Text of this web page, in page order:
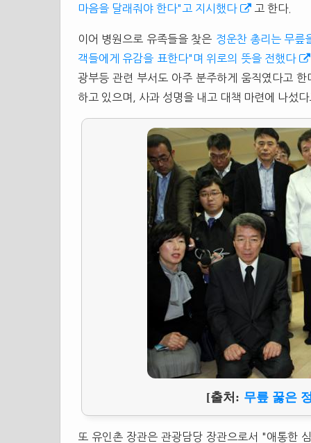
마음을 달래줘야 한다"고 지시했다
고 한다.
이어 병원으로 유족들을 찾은 정운찬 총리는 무릎
객들에게 유감을 표한다"며 위로의 뜻을 전했다
광부등 관련 부서도 아주 분주하게 움직였다고
하고 있으며, 사과 성명을 내고 대책 마련에 나섰
[출처: 무릎 꿇은
또 유인촌 장관은 관광담당 장관으로서 "애통한